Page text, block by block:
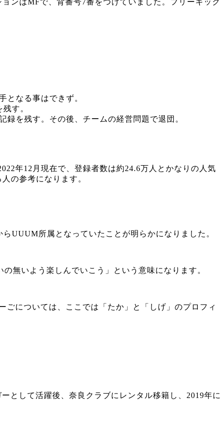
ンはMFで、背番号7番をつけていました。フリーキック
となる事はできず。
す。
を残す。その後、チームの経営問題で退団。
年12月現在で、登録者数は約24.6万人とかなりの人気
の参考になります。
UUUM所属となっていたことが明らかになりました。
無いよう楽しんでいこう」という意味になります。
については、ここでは「たか」と「しげ」のプロフィ
として活躍後、奈良クラブにレンタル移籍し、2019年に